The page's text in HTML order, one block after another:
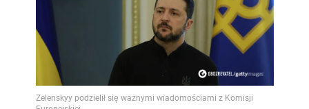
Zelenskyy podzielił się ważnymi wiadomościami z Komisji